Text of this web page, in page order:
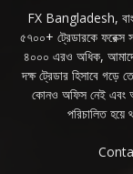
FX Bangladesh,
৫৭০০+ ট্রেডারকে ফরেক্স
৪০০০ এরও অধিক,
দক্ষ ট্রেডার হিসাবে গড়ে
কোনও অফিস নেই এবং
পরিচালিত